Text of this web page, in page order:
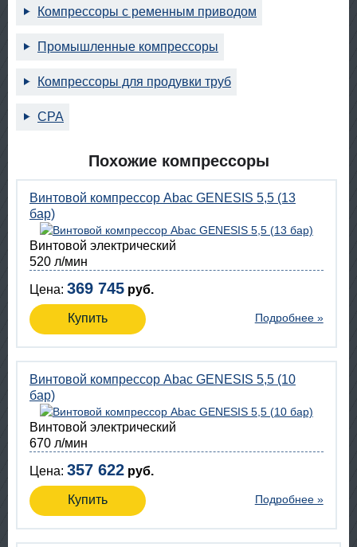
Компрессоры с ременным приводом
Промышленные компрессоры
Компрессоры для продувки труб
CPA
Похожие компрессоры
Винтовой компрессор Abac GENESIS 5,5 (13
бар)
Винтовой электрический
520 л/мин
Цена: 369 745 руб.
Купить Подробнее »
Винтовой компрессор Abac GENESIS 5,5 (10
бар)
Винтовой электрический
670 л/мин
Цена: 357 622 руб.
Купить Подробнее »